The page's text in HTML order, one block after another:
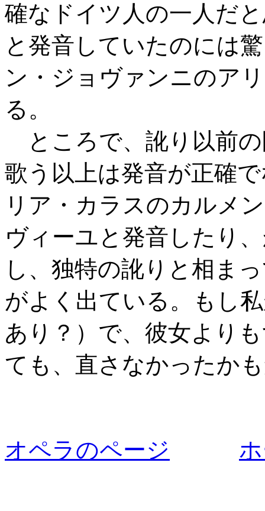
確なドイツ人の一人だ
と発音していたのには
ン・ジョヴァンニのア
る。
ところで、訛り以前
歌う以上は発音が正確
リア・カラスのカルメ
ヴィーユと発音したり
し、独特の訛りと相ま
がよく出ている。もし
あり？）で、彼女より
ても、直さなかったか
オペラのページ